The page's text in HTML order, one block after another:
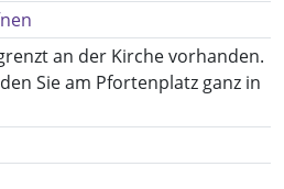
an der Kirche vorhanden.
Sie am Pfortenplatz ganz in